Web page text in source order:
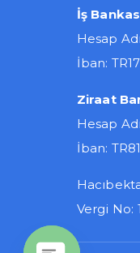
İş
Hesap
İban:
Ziraat
Hesap
İban:
Vergi No: